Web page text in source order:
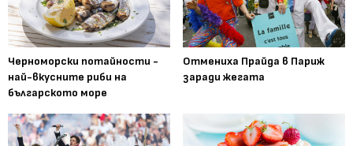
Черноморски потайности -
най-вкусните риби на
българското море
Отмениха Прайда в Париж
заради жегата